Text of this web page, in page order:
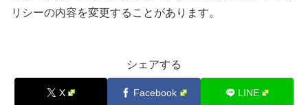
リシーの内容を変更することがあります。
シェアする
X Facebook LINE